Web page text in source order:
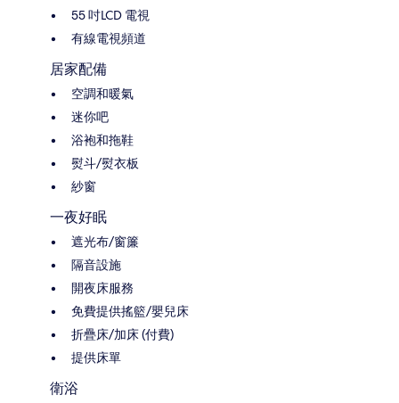
55 吋LCD 電視
有線電視頻道
居家配備
空調和暖氣
迷你吧
浴袍和拖鞋
熨斗/熨衣板
紗窗
一夜好眠
遮光布/窗簾
隔音設施
開夜床服務
免費提供搖籃/嬰兒床
折疊床/加床 (付費)
提供床單
衛浴